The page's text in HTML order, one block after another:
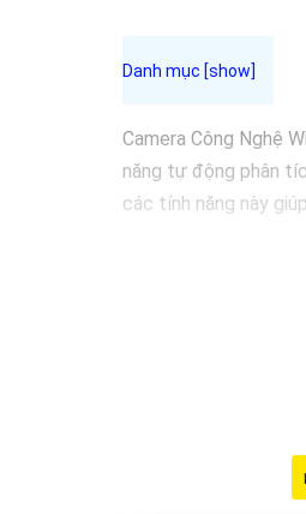
Camera Công Nghệ
năng tự động phân
các tính năng này